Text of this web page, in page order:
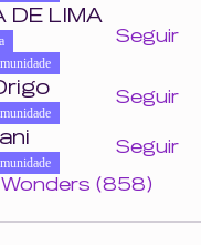
DE LIMA
Seguir
Seguir
Seguir
(858)